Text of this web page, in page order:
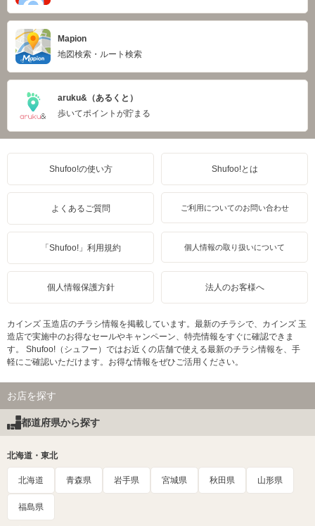
Mapion
地図検索・ルート検索
aruku&（あるくと）
歩いてポイントが貯まる
Shufoo!の使い方 Shufoo!とは
よくあるご質問 ご利用についてのお問い合わせ
「Shufoo!」利用規約 個人情報の取り扱いについて
個人情報保護方針 法人のお客様へ
カインズ 玉造店のチラシ情報を掲載しています。最新のチラシで、カインズ 玉
造店で実施中のお得なセールやキャンペーン、特売情報をすぐに確認できま
す。 Shufoo!（シュフー）ではお近くの店舗で使える最新のチラシ情報を、手
軽にご確認いただけます。お得な情報をぜひご活用ください。
お店を探す
都道府県から探す
北海道・東北
北海道 青森県 岩手県 宮城県 秋田県 山形県
福島県